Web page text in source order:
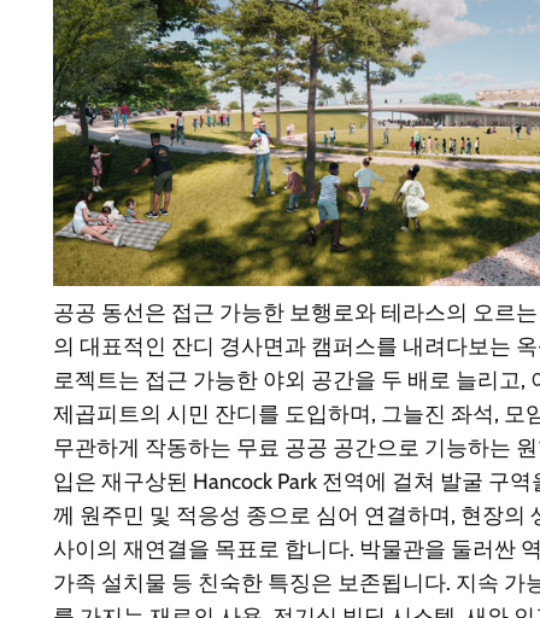
공공 동선은 접근 가능한 보행로와 테라스의 오르
의 대표적인 잔디 경사면과 캠퍼스를 내려다보는
로젝트는 접근 가능한 야외 공간을 두 배로 늘리고
제곱피트의 시민 잔디를 도입하며, 그늘진 좌석, 모
무관하게 작동하는 무료 공공 공간으로 기능하는
입은 재구상된 Hancock Park 전역에 걸쳐 발굴 구
께 원주민 및 적응성 종으로 심어 연결하며, 현장의
사이의 재연결을 목표로 합니다. 박물관을 둘러싼
가족 설치물 등 친숙한 특징은 보존됩니다. 지속 가